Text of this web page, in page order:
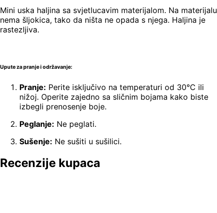
Mini uska haljina sa svjetlucavim materijalom. Na materijalu
nema šljokica, tako da ništa ne opada s njega. Haljina je
rastezljiva.
Upute za pranje i održavanje:
Pranje: Perite isključivo na temperaturi od 30°C ili
nižoj. Operite zajedno sa sličnim bojama kako biste
izbegli prenosenje boje.
Peglanje: Ne peglati.
Sušenje: Ne sušiti u sušilici.
Recenzije kupaca